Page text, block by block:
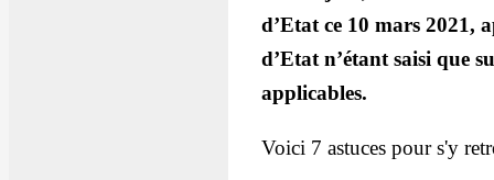
d’Etat ce 10 mars 2021,
d’Etat n’étant saisi que
applicables.
Voici 7 astuces pour s'y